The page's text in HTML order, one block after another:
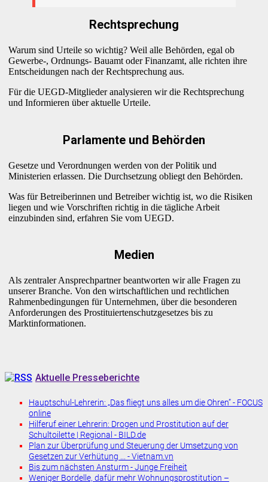
Rechtsprechung
Warum sind Urteile so wichtig? Weil alle Behörden, egal ob
Gewerbe-, Ordnungs- Bauamt oder Finanzamt, alle richten ihre
Entscheidungen nach der Rechtsprechung aus.
Für die UEGD-Mitglieder analysieren wir die Rechtsprechung
und Informieren über aktuelle Urteile.
Parlamente und Behörden
Gesetze und Verordnungen werden von der Politik und
Ministerien erlassen. Die Durchsetzung obliegt den Behörden.
Was für Betreiberinnen und Betreiber wichtig ist, wo die Risiken
liegen und wie Vorschriften richtig in die tägliche Arbeit
einzubinden sind, erfahren Sie vom UEGD.
Medien
Als zentraler Ansprechpartner beantworten wir alle Fragen zu
unserer Branche. Von den wirtschaftlichen und rechtlichen
Rahmenbedingungen für Unternehmen, über die besonderen
Anforderungen des Prostituiertenschutzgesetzes bis zu
Marktinformationen.
Aktuelle Presseberichte
Hauptschul-Lehrerin: „Das fliegt uns alles um die Ohren” - FOCUS
online
Hilferuf einer Lehrerin: Drogen und Prostitution auf der
Schultoilette | Regional - BILD.de
Plan zur Überprüfung und Steuerung der Umsetzung von
Gesetzen zur Verhütung ... - Vietnam.vn
Bis zum nächsten Ansturm - Junge Freiheit
Weniger Bordelle, dafür mehr Wohnungsprostitution –